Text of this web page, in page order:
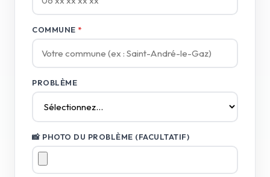
COMMUNE *
PROBLÈME
📸 PHOTO DU PROBLÈME (FACULTATIF)